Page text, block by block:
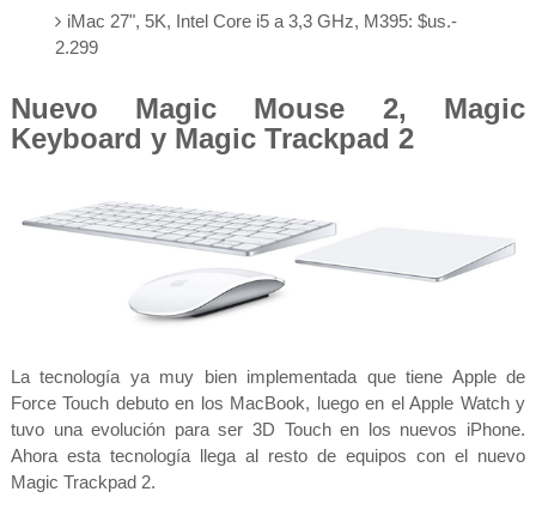
iMac 27", 5K, Intel Core i5 a 3,3 GHz, M395: $us.-
2.299
Nuevo Magic Mouse 2, Magic
Keyboard y Magic Trackpad 2
La tecnología ya muy bien implementada que tiene Apple de
Force Touch debuto en los MacBook, luego en el Apple Watch y
tuvo una evolución para ser 3D Touch en los nuevos iPhone.
Ahora esta tecnología llega al resto de equipos con el nuevo
Magic Trackpad 2.